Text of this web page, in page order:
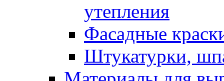
утепления
Фасадные
Штукатурки,